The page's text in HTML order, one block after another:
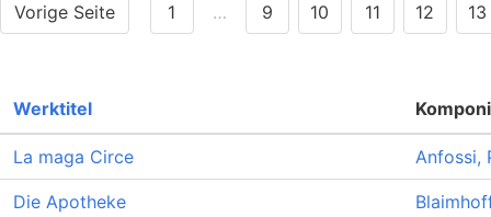
Vorige Seite 1 … 9 10 11 12 13
Werktitel
La maga Circe Anfossi,
Die Apotheke